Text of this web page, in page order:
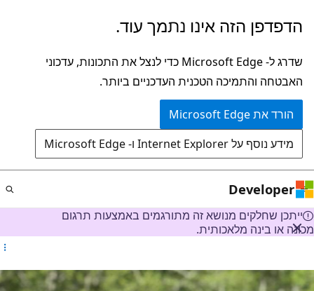
דלג
הראשי
הדפדפן הזה אינו נתמך עוד.
שדרג ל- Microsoft Edge כדי לנצל את התכונות, עדכוני
האבטחה והתמיכה הטכנית העדכניים ביותר.
הורד את Microsoft Edge
מידע נוסף על Internet Explorer ו- Microsoft Edge
Developer
ייתכן שחלקים מנושא זה מתורגמים באמצעות תרגום
מכונה או בינה מלאכותית.